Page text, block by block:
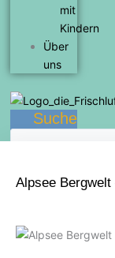
mit
Kindern
Über
uns
Suche
Alpsee